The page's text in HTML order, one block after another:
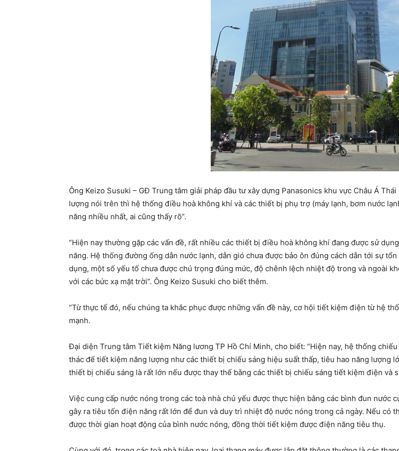
Ông Keizo Susuki – GĐ Trung tâm giải pháp đầu tư xây dựng Panasonics khu vực Châu Á
lượng nói trên thì hệ thống điều hoà không khí và các thiết bị phụ trợ (máy lạnh, bơm nước
năng nhiều nhất, ai cũng thấy rõ”.
“Hiện nay thường gặp các vấn đề, rất nhiều các thiết bị điều hoà không khí đang được sử
năng. Hệ thống đường ống dẫn nước lạnh, dẫn gió chưa được bảo ôn đúng cách dẫn tới sự
dụng, một số yếu tố chưa được chú trọng đúng mức, độ chênh lệch nhiệt độ trong và ngoài
với các bức xạ mặt trời”. Ông Keizo Susuki cho biết thêm.
“Từ thực tế đó, nếu chúng ta khắc phục được những vấn đề này, cơ hội tiết kiệm điện từ hệ
mạnh.
Đại diện Trung tâm Tiết kiệm Năng lương TP Hồ Chí Minh, cho biết: “Hiện nay, hệ thống
thác để tiết kiệm năng lượng như các thiết bị chiếu sáng hiệu suất thấp, tiêu hao năng lượng
thiết bị chiếu sáng là rất lớn nếu được thay thế bằng các thiết bị chiếu sáng tiết kiệm điện và
Việc cung cấp nước nóng trong các toà nhà chủ yếu được thực hiện bằng các bình đun nước
gây ra tiêu tốn điện năng rất lớn để đun và duy trì nhiệt độ nước nóng trong cả ngày. Nếu có
được thời gian hoạt động của bình nước nóng, đồng thời tiết kiệm được điện năng tiêu thụ.